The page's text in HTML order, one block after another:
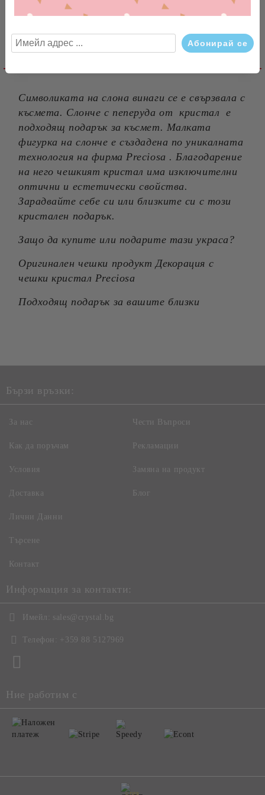
Съгласен съм с Политиката за лични данни
Ревюта
Детайлно описание
Символиката на слона винаги се е свързвала с
късмета. Слонче с пеперуда от кристал е
подходящ подарък за късмет. Малката
фигурка на слонче е създадена по уникалната
технология на фирма Preciosa . Благодарение
на него чешкият кристал има изключителни
оптични и естетически свойства.
Зарадвайте себе си или близките си с този
кристален подарък.
Защо да купите или подарите тази украса?
Оригинален чешки продукт Декорация с
чешки кристал Preciosa
Подходящ подарък за вашите близки
Бързи връзки:
За нас
Как да поръчам
Условия
Доставка
Чести Въпроси
Рекламации
Замяна на продукт
Блог
Лични Данни
Търсене
Контакт
Информация за контакти:
Имейл: sales@crystal.bg
Телефон: +359 88 5127969
Ние работим с